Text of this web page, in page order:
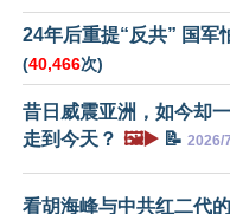
24年后重提“反共” 国军
(40,466次)
昔日威震亚洲，如今却
走到今天？ 🖼️▶️ 📝 2026/
看胡海峰与中共红二代